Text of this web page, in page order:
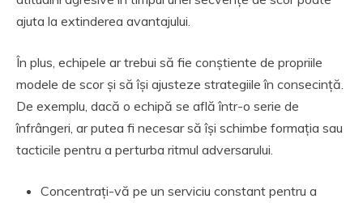
ajuta la extinderea avantajului.
În plus, echipele ar trebui să fie conștiente de propriile
modele de scor și să își ajusteze strategiile în consecință.
De exemplu, dacă o echipă se află într-o serie de
înfrângeri, ar putea fi necesar să își schimbe formația sau
tacticile pentru a perturba ritmul adversarului.
Concentrați-vă pe un serviciu constant pentru a